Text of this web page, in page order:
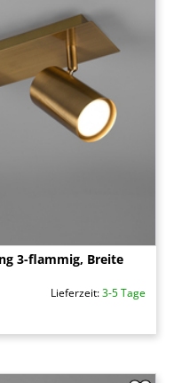
3-flammig, Breite
Lieferzeit:3-5 Tage